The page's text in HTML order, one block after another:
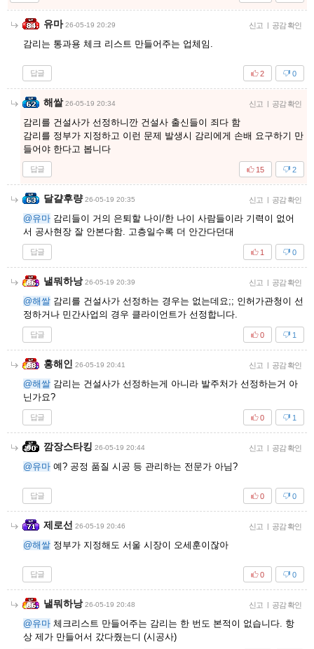
유마 26-05-19 20:29 신고 | 공감 확인
감리는 통과용 체크 리스트 만들어주는 업체임.
답글 0
2
해쌀 26-05-19 20:34 신고 | 공감 확인
감리를 건설사가 선정하니깐 건설사 출신들이 죄다 함
감리를 정부가 지정하고 이런 문제 발생시 감리에게 손배 요구하기 만
들어야 한다고 봅니다
답글 2
15
달걀후량 26-05-19 20:35 신고 | 공감 확인
@유마 감리들이 거의 은퇴할 나이/한 나이 사람들이라 기력이 없어
서 공사현장 잘 안본다함. 고층일수록 더 안간다던대
답글 0
1
낼뭐하낭 26-05-19 20:39 신고 | 공감 확인
@해쌀 감리를 건설사가 선정하는 경우는 없는데요;; 인허가관청이 선
정하거나 민간사업의 경우 클라이언트가 선정합니다.
답글 1
0
홍해인 26-05-19 20:41 신고 | 공감 확인
@해쌀 감리는 건설사가 선정하는게 아니라 발주처가 선정하는거 아
닌가요?
답글 1
0
깜장스타킹 26-05-19 20:44 신고 | 공감 확인
@유마 예? 공정 품질 시공 등 관리하는 전문가 아님?
답글 0
0
제로선 26-05-19 20:46 신고 | 공감 확인
@해쌀 정부가 지정해도 서울 시장이 오세훈이잖아
답글 0
0
낼뭐하낭 26-05-19 20:48 신고 | 공감 확인
@유마 체크리스트 만들어주는 감리는 한 번도 본적이 없습니다. 항
상 제가 만들어서 갔다줬는디 (시공사)